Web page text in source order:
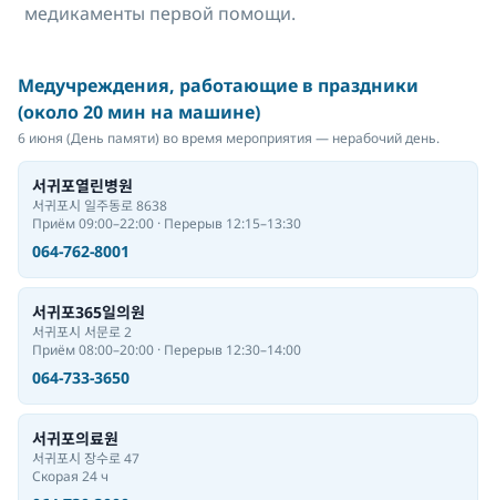
медикаменты первой помощи.
Медучреждения, работающие в праздники
(около 20 мин на машине)
6 июня (День памяти) во время мероприятия — нерабочий день.
서귀포열린병원
서귀포시 일주동로 8638
Приём 09:00–22:00 · Перерыв 12:15–13:30
064-762-8001
서귀포365일의원
서귀포시 서문로 2
Приём 08:00–20:00 · Перерыв 12:30–14:00
064-733-3650
서귀포의료원
서귀포시 장수로 47
Скорая 24 ч